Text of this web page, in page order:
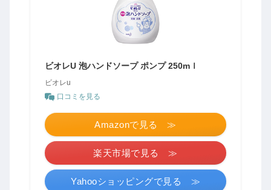
ビオレU 泡ハンドソープ ポンプ 250mｌ
ビオレu
口コミを見る
Amazonで見る ≫
楽天市場で見る ≫
Yahooショッピングで見る ≫